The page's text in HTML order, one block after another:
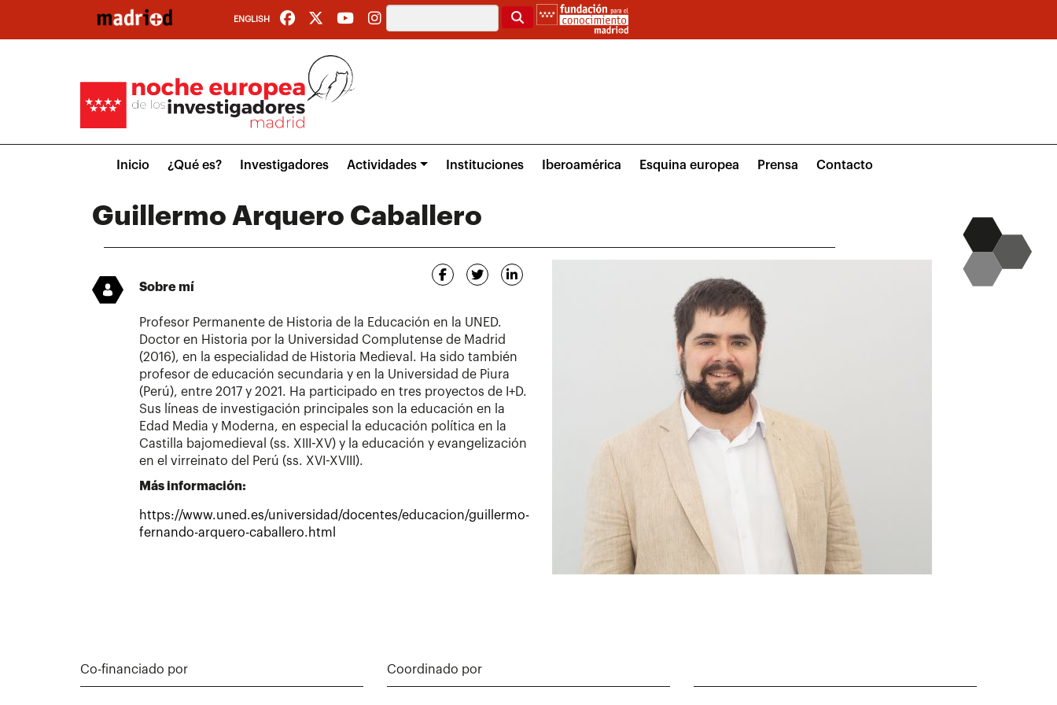
contenido
ENGLISH Buscar
menuInicio ¿Qué es? Investigadores Actividades Instituciones Iberoamérica Esquina europea Prensa Contacto
Guillermo Arquero Caballero
Sobre mí
Profesor Permanente de Historia de la Educación en la UNED.
Doctor en Historia por la Universidad Complutense de Madrid
(2016), en la especialidad de Historia Medieval. Ha sido también
profesor de educación secundaria y en la Universidad de Piura
(Perú), entre 2017 y 2021. Ha participado en tres proyectos de I+D.
Sus líneas de investigación principales son la educación en la
Edad Media y Moderna, en especial la educación política en la
Castilla bajomedieval (ss. XIII-XV) y la educación y evangelización
en el virreinato del Perú (ss. XVI-XVIII).
Más información:
https://www.uned.es/universidad/docentes/educacion/guillermo-
fernando-arquero-caballero.html
Co-financiado por Coordinado por